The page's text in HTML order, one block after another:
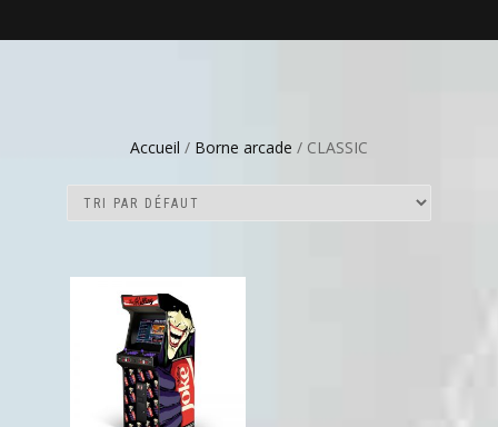
Accueil / Borne arcade / CLASSIC